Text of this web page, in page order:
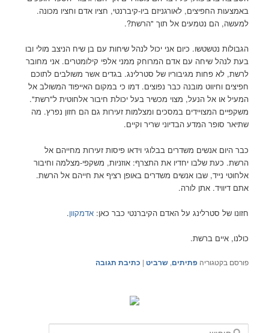
באמצעות החפיצים, לאורגניזם ביו-קיברנטי, חציו אדם וחציו מכונה.
למעשה, הם נטמעים אל תוך "הרשת?.
הגבולות נטשטשו. כיום אני יכול לנהל שיחות עם בן שיח הניצב מולי ובו
בעת לנהל שיחה עם אדם המרוחק ממני אלפי קילומטרים. אני מחובר
לרשת, לא פחות מגיבוריו של סטרלינג. בגדים אשר משולבים לתוכם
חפיצים וחיווט מובנה כבר נפוצים. דמו כי במקום האייפוד המשולב אל
המעיל או אל הנעל, מצוי מכשיר בעל יכולת חיבור אלחוטית ל"רשת".
משקפיים המצויידים במסכים ומצלמות זעירות גם הם חזון נפרץ. מה
שתיאר סופר המדע הבדיוני שריר וקיים.
כבר היום אנשים משדרים בבלוגי וידאו פיסות זעירות מחייהם אל
הרשת. כעת שלבו יחדיו את התצרף: אוזניות, משקפי-מצלמה וחיבור
אלחוטי נייד, שבו אנשים משדרים באופן רציף את חייהם אל הרשת.
אתם דיוויד. אתן לורה.
חזונו של סטרלינג על האדם הקיברנטי כבר כאן:אדמקוון.
כולנו, איים ברשת.
פורסם בקטגוריה פתיתים,שרביט | כתיבת תגובה